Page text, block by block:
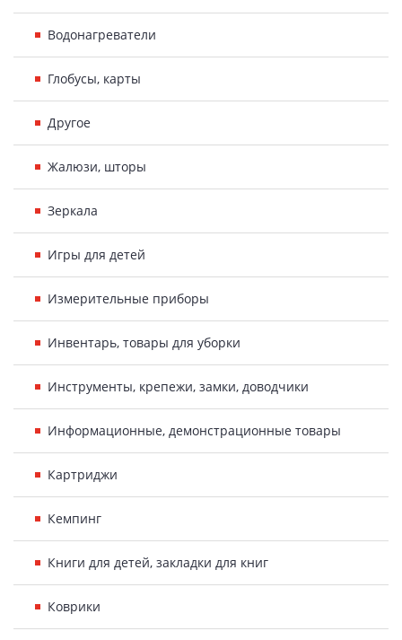
Водонагреватели
Глобусы, карты
Другое
Жалюзи, шторы
Зеркала
Игры для детей
Измерительные приборы
Инвентарь, товары для уборки
Инструменты, крепежи, замки, доводчики
Информационные, демонстрационные товары
Картриджи
Кемпинг
Книги для детей, закладки для книг
Коврики